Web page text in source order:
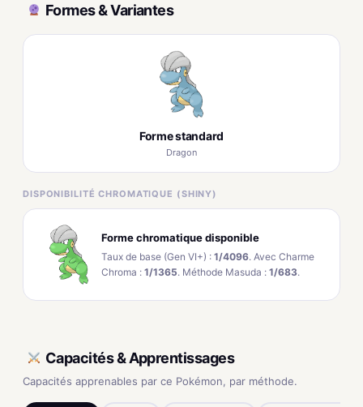
Formes & Variantes
Forme standard
Dragon
DISPONIBILITÉ CHROMATIQUE (SHINY)
Forme chromatique disponible
Taux de base (Gen VI+) : 1/4096. Avec Charme
Chroma : 1/1365. Méthode Masuda : 1/683.
Capacités & Apprentissages
Capacités apprenables par ce Pokémon, par méthode.